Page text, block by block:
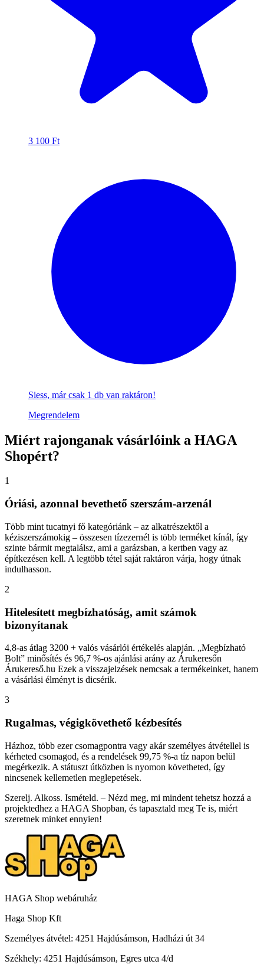
3 100 Ft
Siess, már csak 1 db van raktáron!
Megrendelem
Miért rajonganak vásárlóink a HAGA
Shopért?
1
Óriási, azonnal bevethető szerszám-arzenál
Több mint tucatnyi fő kategóriánk – az alkatrészektől a
kéziszerszámokig – összesen tízezernél is több terméket kínál, így
szinte bármit megtalálsz, ami a garázsban, a kertben vagy az
építkezésen kell. A legtöbb tétel saját raktáron várja, hogy útnak
indulhasson.
2
Hitelesített megbízhatóság, amit számok
bizonyítanak
4,8-as átlag 3200 + valós vásárlói értékelés alapján. „Megbízható
Bolt” minősítés és 96,7 %-os ajánlási arány az Árukeresőn
Árukereső.hu Ezek a visszajelzések nemcsak a termékeinket, hanem
a vásárlási élményt is dicsérik.
3
Rugalmas, végigkövethető kézbesítés
Házhoz, több ezer csomagpontra vagy akár személyes átvétellel is
kérheted csomagod, és a rendelések 99,75 %-a tíz napon belül
megérkezik. A státuszt útközben is nyomon követheted, így
nincsenek kellemetlen meglepetések.
Szerelj. Alkoss. Ismételd. – Nézd meg, mi mindent tehetsz hozzá a
projektedhez a HAGA Shopban, és tapasztald meg Te is, miért
szeretnek minket ennyien!
HAGA Shop webáruház
Haga Shop Kft
Személyes átvétel: 4251 Hajdúsámson, Hadházi út 34
Székhely: 4251 Hajdúsámson, Egres utca 4/d